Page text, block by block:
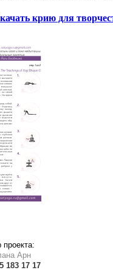
крию для
проекта:
Арн
183 17 17